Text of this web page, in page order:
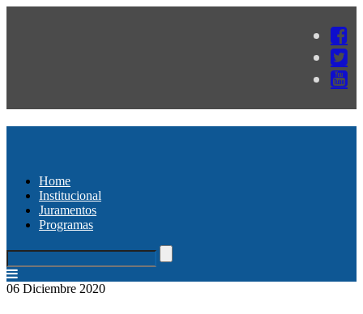
Home
Institucional
Juramentos
Programas
06 Diciembre 2020